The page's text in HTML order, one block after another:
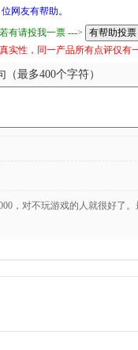
位网友有帮助。
有请投我一票 --->
实性，同一产品所有点评仅有
最多400个字符）
，对不玩游戏的人就很好了